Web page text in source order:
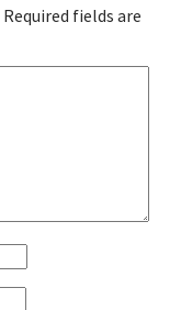
Required fields are